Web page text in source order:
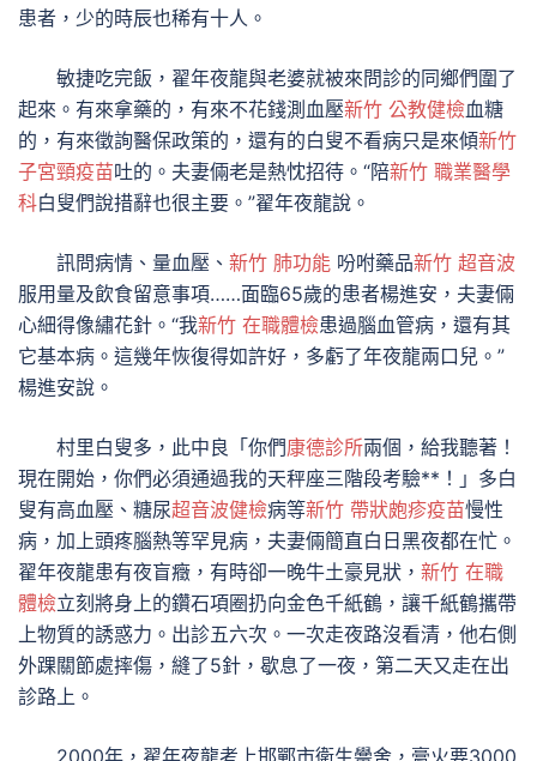
患者，少的時辰也稀有十人。
敏捷吃完飯，翟年夜龍與老婆就被來問診的同鄉們圍了
起來。有來拿藥的，有來不花錢測血壓新竹 公教健檢血糖
的，有來徵詢醫保政策的，還有的白叟不看病只是來傾新竹
子宮頸疫苗吐的。夫妻倆老是熱忱招待。“陪新竹 職業醫學
科白叟們說措辭也很主要。”翟年夜龍說。
訊問病情、量血壓、 新竹 肺功能 吩咐藥品新竹 超音波
服用量及飲食留意事項……面臨65歲的患者楊進安，夫妻倆
心細得像繡花針。“我新竹 在職體檢患過腦血管病，還有其
它基本病。這幾年恢復得如許好，多虧了年夜龍兩口兒。”
楊進安說。
村里白叟多，此中良「你們康德診所兩個，給我聽著！
現在開始，你們必須通過我的天秤座三階段考驗**！」多白
叟有高血壓、糖尿超音波健檢病等新竹 帶狀皰疹疫苗慢性
病，加上頭疼腦熱等罕見病，夫妻倆簡直白日黑夜都在忙。
翟年夜龍患有夜盲癥，有時卻一晚牛土豪見狀， 新竹 在職
體檢立刻將身上的鑽石項圈扔向金色千紙鶴，讓千紙鶴攜帶
上物質的誘惑力。出診五六次。一次走夜路沒看清，他右側
外踝關節處摔傷，縫了5針，歇息了一夜，第二天又走在出
診路上。
2000年，翟年夜龍考上邯鄲市衛生黌舍，膏火要3000